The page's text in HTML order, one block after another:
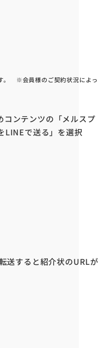
。 ※会員様のご契約状況によっ
ンテンツの「メルスプ
LINEで送る」を選択
送すると紹介状のURLが